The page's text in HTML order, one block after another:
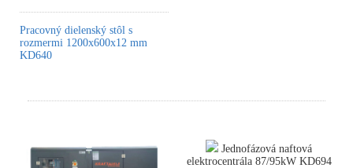
Pracovný dielenský stôl s
rozmermi 1200x600x12 mm
KD640
Jednofázová naftová
elektrocentrála 87/95kW KD694